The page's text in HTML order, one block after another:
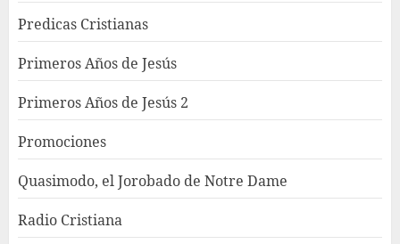
Predicas Cristianas
Primeros Años de Jesús
Primeros Años de Jesús 2
Promociones
Quasimodo, el Jorobado de Notre Dame
Radio Cristiana